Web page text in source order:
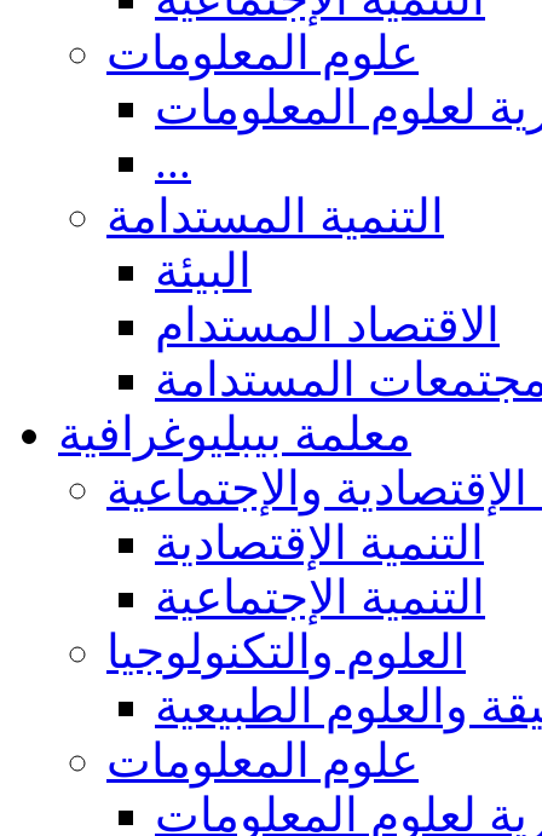
علوم المعلومات
لعلوم المعلومات
...
التنمية المستدامة
البيئة
الاقتصاد المستدام
المستدامة
معلمة بيبليوغرافية
الإقتصادية والإجتماعية
التنمية الإقتصادية
التنمية الإجتماعية
العلوم والتكنولوجيا
والعلوم الطبيعية
علوم المعلومات
لعلوم المعلومات